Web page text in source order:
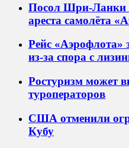
Посол Шри-Ланки
ареста самолёта
Рейс
из-за спора с
Ростуризм может
туроператоров
США отменили
Кубу